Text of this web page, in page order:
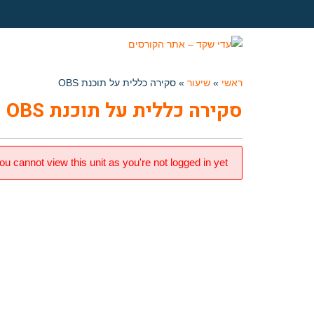
ראשי » שיעור » סקירה כללית על תוכנת OBS
סקירה כללית על תוכנת OBS
cannot view this unit as you're not logged in yet.